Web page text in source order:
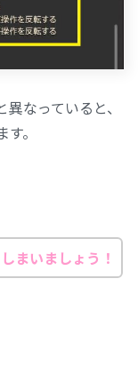
なっていると、
。
まいましょう！